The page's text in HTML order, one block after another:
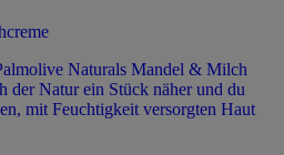
Naturals Mandel & Milch
der Natur ein Stück näher und du
mit Feuchtigkeit versorgten Haut